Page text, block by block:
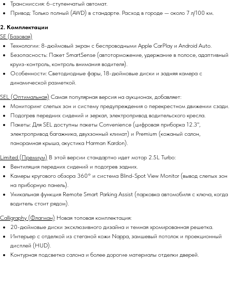
Трансмиссия: 6-ступенчатый автомат.
Привод: Только полный (AWD) в стандарте. Расход в городе — около 7 л/100 км.
2. Комплектации
SE (Базовая)
Технологии: 8-дюймовый экран с беспроводными Apple CarPlay и Android Auto.
Безопасность: Пакет SmartSense (автоторможение, удержание в полосе, адаптивный
круиз-контроль, контроль внимания водителя).
Особенности: Светодиодные фары, 18-дюймовые диски и задняя камера с
динамической разметкой.
SEL (Оптимальная) Самая популярная версия на аукционах, добавляет:
Мониторинг слепых зон и систему предупреждения о перекрестном движении сзади.
Подогрев передних сидений и зеркал, электропривод водительского кресла.
Пакеты: Для SEL доступны пакеты Convenience (цифровая приборка 12.3",
электропривод багажника, двухзонный климат) и Premium (кожаный салон,
панорамная крыша, акустика Harman Kardon).
Limited (Премиум) В этой версии стандартно идет мотор 2.5L Turbo:
Вентиляция передних сидений и подогрев задних.
Камеры кругового обзора 360° и система Blind-Spot View Monitor (вывод слепых зон
на приборную панель).
Уникальная функция Remote Smart Parking Assist (парковка автомобиля с ключа, когда
водитель стоит рядом).
Calligraphy (Флагман) Новая топовая комплектация:
20-дюймовые диски эксклюзивного дизайна и темная хромированная решетка.
Интерьер с отделкой из стеганой кожи Nappa, замшевый потолок и проекционный
дисплей (HUD).
Контурная подсветка салона и более дорогие материалы отделки дверей.